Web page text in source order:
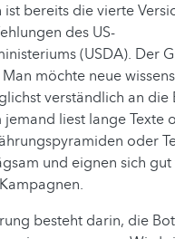
ist bereits die vierte
des US-
(USDA). Der
möchte neue
verständlich an die
liest lange Texte
oder
und eignen sich gut
besteht darin, die